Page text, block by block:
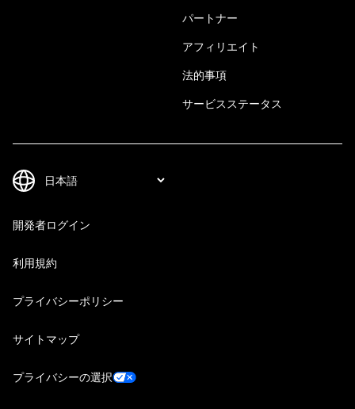
パートナー
アフィリエイト
法的事項
サービスステータス
開発者ログイン
利用規約
プライバシーポリシー
サイトマップ
プライバシーの選択